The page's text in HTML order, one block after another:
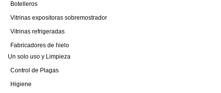
Botelleros
Vitrinas expositoras sobremostrador
Vitrinas refrigeradas
Fabricadores de hielo
Un solo uso y Limpieza
Control de Plagas
Higiene